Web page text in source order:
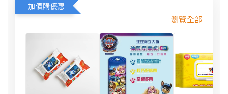
加價購優惠
瀏覽全部